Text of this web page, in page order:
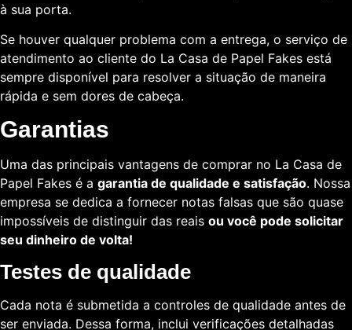
à sua porta.
Se houver qualquer problema com a entrega, o serviço de
atendimento ao cliente do La Casa de Papel Fakes está
sempre disponível para resolver a situação de maneira
rápida e sem dores de cabeça.
Garantias
Uma das principais vantagens de comprar no La Casa de
Papel Fakes é a garantia de qualidade e satisfação. Nossa
empresa se dedica a fornecer notas falsas que são quase
impossíveis de distinguir das reais ou você pode solicitar
seu dinheiro de volta!
Testes de qualidade
Cada nota é submetida a controles de qualidade antes de
ser enviada. Dessa forma, inclui verificações detalhadas